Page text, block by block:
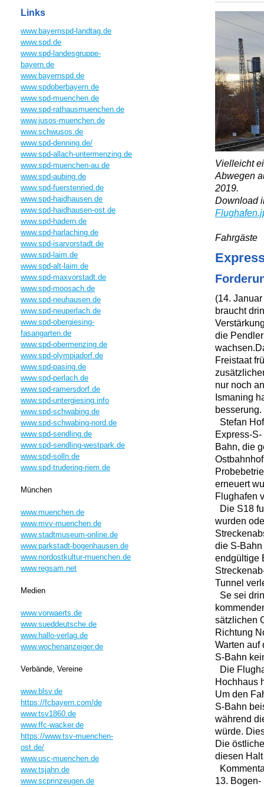
Vielleicht
Abwegen
2019.
Download
Fahrgäste
(14.
braucht
die
Freistaat
nur noch
Ismaning
besserung.
Stefan
Express-S-
Bahn, die
erneuert
Flughafen
Die S18
wurden
die S-
endgültige
Tunnel
Se sei
sätzlichen
Richtung
Warten auf
S-Bahn
Die
Hochhaus
Um den
S-Bahn
während
würde.
Die
diesen
13. Bogen-
Links
www.bayernspd-landtag.de
www.spd.de
www.spd-landesgruppe-
bayern.de
www.bayernspd.de
www.spdoberbayern.de
www.spd-muenchen.de
www.spd-rathausmuenchen.de
www.jusos-muenchen.de
www.schwusos.de
www.spd-denning.de/
www.spd-allach-untermenzing.de
www.spd-muenchen-au.de
www.spd-aubing.de
www.spd-fuerstenried.de
www.spd-haidhausen.de
www.spd-haidhausen-ost.de
www.spd-hadern.de
www.spd-harlaching.de
www.spd-isarvorstadt.de
www.spd-laim.de
www.spd-alt-laim.de
www.spd-maxvorstadt.de
www.spd-moosach.de
www.spd-neuhausen.de
www.spd-neuperlach.de
www.spd-obergiesing-
fasangarten.de
www.spd-obermenzing.de
www.spd-olympiadorf.de
www.spd-pasing.de
www.spd-perlach.de
www.spd-ramersdorf.de
www.spd-untergiesing.info
www.spd-schwabing.de
www.spd-schwabing-nord.de
www.spd-sendling.de
www.spd-sendling-westpark.de
www.spd-solln.de
www.spd-trudering-riem.de
München
www.muenchen.de
www.mvv-muenchen.de
www.stadtmuseum-online.de
www.parkstadt-bogenhausen.de
www.nordostkultur-muenchen.de
www.regsam.net
Medien
www.vorwaerts.de
www.sueddeutsche.de
www.hallo-verlag.de
www.wochenanzeiger.de
Verbände, Vereine
www.blsv.de
https://fcbayern.com/de
www.tsv1860.de
www.ffc-wacker.de
https://www.tsv-muenchen-
ost.de/
www.usc-muenchen.de
www.tsjahn.de
www.scprinzeugen.de